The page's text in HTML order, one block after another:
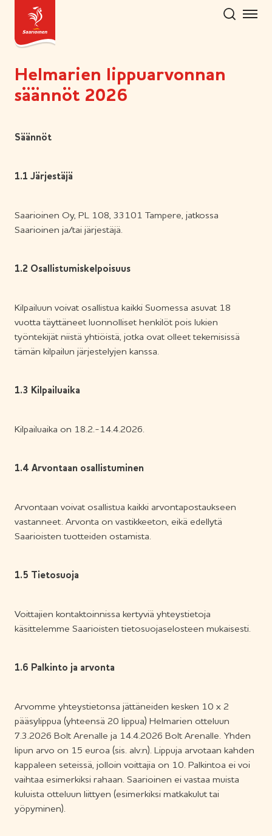
Hyppää
sisältöön
Helmarien lippuarvonnan
säännöt 2026
Säännöt
1.1 Järjestäjä
Saarioinen Oy, PL 108, 33101 Tampere, jatkossa
Saarioinen ja/tai järjestäjä.
1.2 Osallistumiskelpoisuus
Kilpailuun voivat osallistua kaikki Suomessa asuvat 18
vuotta täyttäneet luonnolliset henkilöt pois lukien
työntekijät niistä yhtiöistä, jotka ovat olleet tekemisissä
tämän kilpailun järjestelyjen kanssa.
1.3 Kilpailuaika
Kilpailuaika on 18.2.-14.4.2026.
1.4 Arvontaan osallistuminen
Arvontaan voivat osallistua kaikki arvontapostaukseen
vastanneet. Arvonta on vastikkeeton, eikä edellytä
Saarioisten tuotteiden ostamista.
1.5 Tietosuoja
Voittajien kontaktoinnissa kertyviä yhteystietoja
käsittelemme Saarioisten tietosuojaselosteen mukaisesti.
1.6 Palkinto ja arvonta
Arvomme yhteystietonsa jättäneiden kesken 10 x 2
pääsylippua (yhteensä 20 lippua) Helmarien otteluun
7.3.2026 Bolt Arenalle ja 14.4.2026 Bolt Arenalle. Yhden
lipun arvo on 15 euroa (sis. alv:n). Lippuja arvotaan kahden
kappaleen seteissä, jolloin voittajia on 10. Palkintoa ei voi
vaihtaa esimerkiksi rahaan. Saarioinen ei vastaa muista
kuluista otteluun liittyen (esimerkiksi matkakulut tai
yöpyminen).